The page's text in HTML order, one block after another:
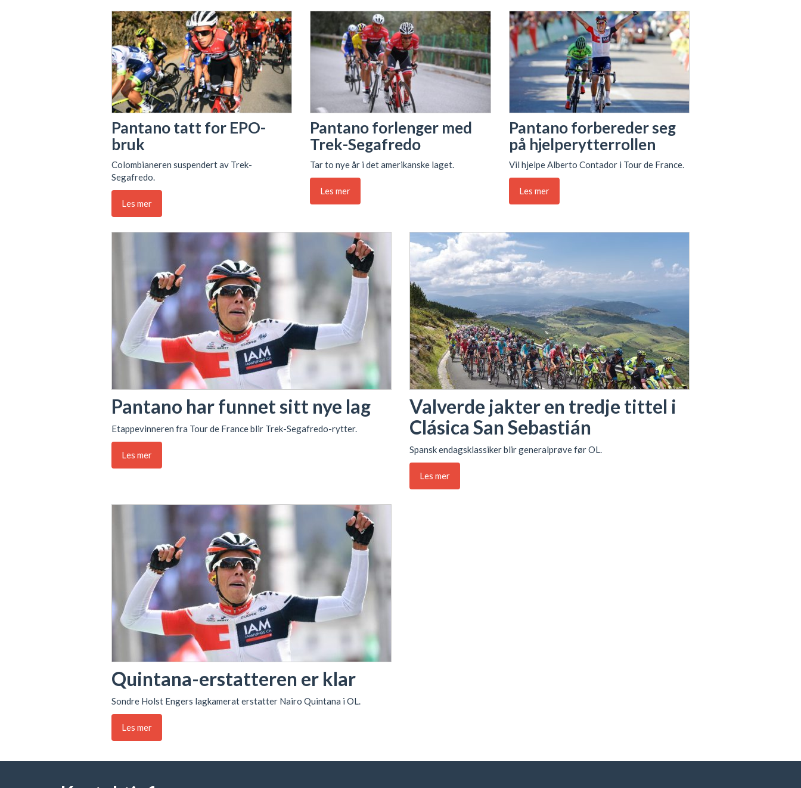
Pantano tatt for EPO-
bruk
Colombianeren suspendert av Trek-
Segafredo.
Les mer
Pantano forlenger med
Trek-Segafredo
Tar to nye år i det amerikanske laget.
Les mer
Pantano forbereder seg
på hjelperytterrollen
Vil hjelpe Alberto Contador i Tour de France.
Les mer
Pantano har funnet sitt nye lag
Etappevinneren fra Tour de France blir Trek-Segafredo-rytter.
Les mer
Valverde jakter en tredje tittel i
Clásica San Sebastián
Spansk endagsklassiker blir generalprøve før OL.
Les mer
Quintana-erstatteren er klar
Sondre Holst Engers lagkamerat erstatter Nairo Quintana i OL.
Les mer